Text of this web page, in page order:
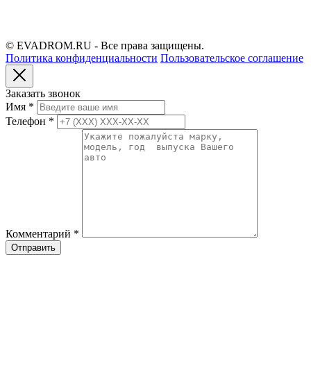
© EVADROM.RU - Все права защищены.
Политика конфиденциальности Пользовательское соглашение
Заказать звонок
Имя *
Телефон *
Комментарий *
Отправить